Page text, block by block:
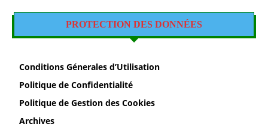
PROTECTION DES DONNÉES
Conditions Génerales d’Utilisation
Politique de Confidentialité
Politique de Gestion des Cookies
Archives